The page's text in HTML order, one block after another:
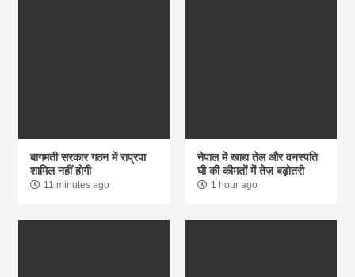
बागमती सरकार गठन में राप्रपा
शामिल नहीं होगी
11 minutes ago
नेपाल में खाद्य तेल और वनस्पति
घी की कीमतों में तेज़ बढ़ोतरी
1 hour ago